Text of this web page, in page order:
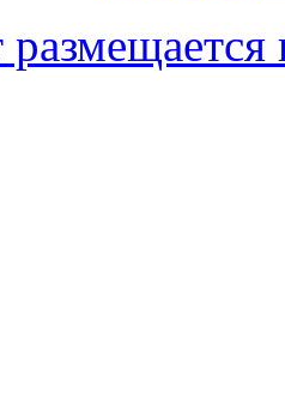
размещается